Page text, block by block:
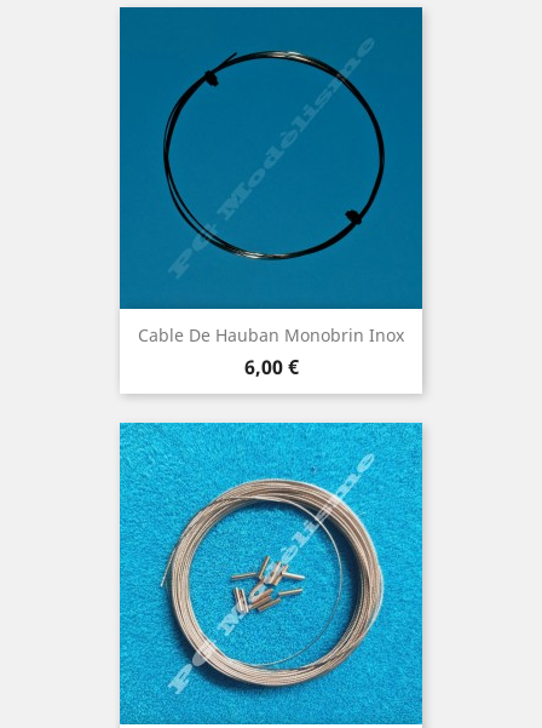
Cable De Hauban Monobrin Inox
Prix
6,00 €